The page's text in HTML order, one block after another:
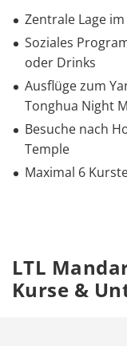
Zentrale Lage
Soziales
oder Drinks
Ausflüge zum
Tonghua Night
Besuche nach
Temple
Maximal 6
LTL
Kurse &